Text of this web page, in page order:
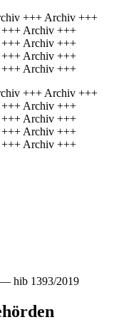
+++ Archiv +++
Archiv +++
Archiv +++
Archiv +++
Archiv +++
+++ Archiv +++
Archiv +++
Archiv +++
Archiv +++
Archiv +++
hib 1393/2019